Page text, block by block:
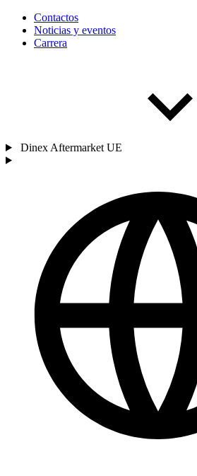
Contactos
Noticias y eventos
Carrera
Dinex Aftermarket UE